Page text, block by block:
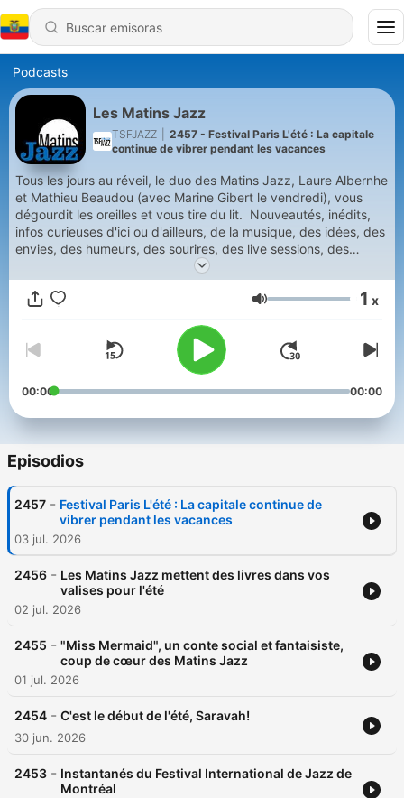
Podcasts
Les Matins Jazz
TSFJAZZ
2457 - Festival Paris L'été : La capitale
continue de vibrer pendant les vacances
Tous les jours au réveil, le duo des Matins Jazz, Laure Albernhe
et Mathieu Beaudou (avec Marine Gibert le vendredi), vous
dégourdit les oreilles et vous tire du lit. Nouveautés, inédits,
infos curieuses d'ici ou d'ailleurs, de la musique, des idées, des
envies, des humeurs, des sourires, des live sessions, des
invités exceptionnels et un rendez-vous infos toutes les 15
minutes. Et des chroniques, du lundi au jeudi entre 8h et 9h,
autour de la culture (avec Yaël Hirsch de Cult.News
Magazine), de littérature (avec l'auteure Léa Chauvel-Lévy),
d'Art (avec Olivier Celik) Bon réveil ! Hébergé par Ausha.
Visitez ausha.co/fr/politique-de-confidentialite pour plus
d'informations.
Volumen 1 x
00:00 00:00
Episodios
2457 - Festival Paris L'été : La capitale continue de
vibrer pendant les vacances
03 jul. 2026
2456 - Les Matins Jazz mettent des livres dans vos
valises pour l'été
02 jul. 2026
2455 - "Miss Mermaid", un conte social et fantaisiste,
coup de cœur des Matins Jazz
01 jul. 2026
2454 - C'est le début de l'été, Saravah!
30 jun. 2026
2453 - Instantanés du Festival International de Jazz de
Montréal